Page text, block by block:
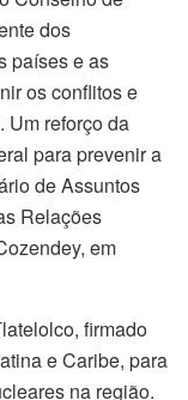
dos
países e as
os conflitos e
Um reforço da
para prevenir a
de Assuntos
Relações
em
firmado
e Caribe, para
na região.